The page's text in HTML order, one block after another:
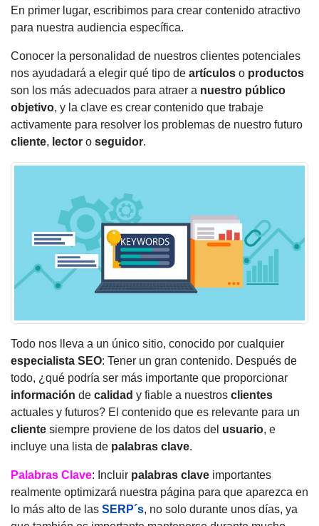
En primer lugar, escribimos para crear contenido atractivo
para nuestra audiencia específica.
Conocer la personalidad de nuestros clientes potenciales
nos ayudadará a elegir qué tipo de artículos o productos
son los más adecuados para atraer a nuestro público
objetivo, y la clave es crear contenido que trabaje
activamente para resolver los problemas de nuestro futuro
cliente, lector o seguidor.
Todo nos lleva a un único sitio, conocido por cualquier
especialista SEO: Tener un gran contenido. Después de
todo, ¿qué podría ser más importante que proporcionar
información de calidad y fiable a nuestros clientes
actuales y futuros? El contenido que es relevante para un
cliente siempre proviene de los datos del usuario, e
incluye una lista de palabras clave.
Palabras Clave: Incluir palabras clave importantes
realmente optimizará nuestra página para que aparezca en
lo más alto de las SERP´s, no solo durante unos días, ya